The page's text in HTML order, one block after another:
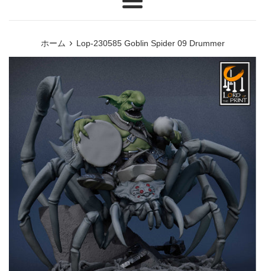
メ
ホーム › Lop-230585 Goblin Spider 09 Drummer